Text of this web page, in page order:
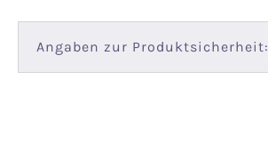
Angaben zur Produktsicherheit: